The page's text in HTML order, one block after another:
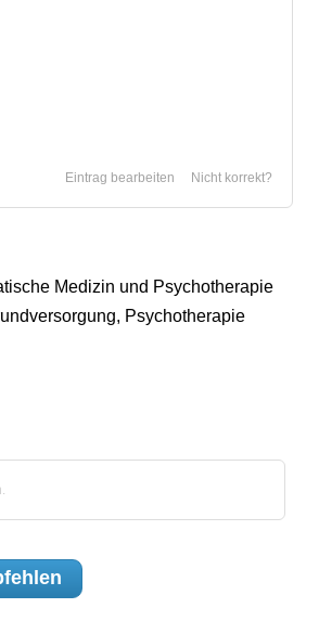
Nicht korrekt?
Eintrag bearbeiten
Medizin und Psychotherapie
Psychotherapie